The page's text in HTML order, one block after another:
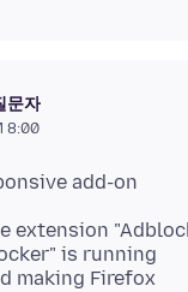
문자
8:00
add-on
extension
is running
making Firefox